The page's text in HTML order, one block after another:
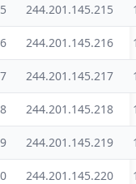
244.201.145.215
244.201.145.216
244.201.145.217
244.201.145.218
244.201.145.219
244.201.145.220